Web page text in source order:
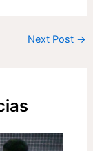
Next Post →